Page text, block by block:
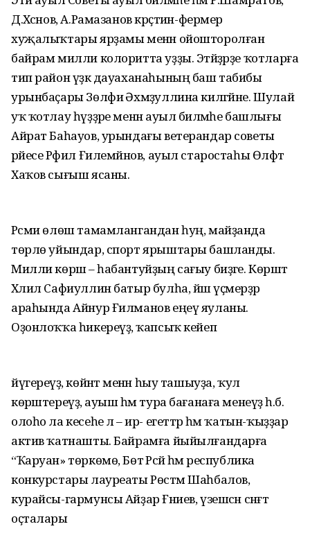
Д.Хәсәнов, А.Рамазанов крәҫтиән-фермер
хуҗалыҡтары ярҙамы менән ойошторолған
байрам милли колоритта уҙҙы. Этәйҙәрҙе ҡотларға
тип район үҙәк дауаханаһының баш табибы
урынбаҫары Зөлфиә Әхмәҙуллина килгәйне. Шулай
уҡ ҡотлау һүҙҙәре менән ауыл биләмәһе башлығы
Айрат Баһауов, урындағы ветерандар советы
рәйесе Рәфил Ғилемйәнов, ауыл старостаһы Өлфәт
Хаҡов сығыш ясаны.
Рәсми өлөш тамамлангандан һуң, майҙанда
төрлө уйындар, спорт ярыштары башланды.
Милли көрәш – һабантуйҙың сағыу биҙәге. Көрәштә
Хәлил Сафиуллин батыр булһа, йәш үҫмерҙәр
араһында Айнур Ғилманов еңеү яуланы.
Оҙонлоҡҡа һикереүҙә, ҡапсыҡ кейеп
йүгереүҙә, көйәнтә менән һыу ташыуҙа, ҡул
көрәштереүҙә, ауыш һәм тура бағанаға менеүҙә һ.б.
олоһо ла кесеһе лә – ир- егеттәр һәм ҡатын-ҡыҙҙар
актив ҡатнашты. Байрамға йыйылғандарға
“Ҡаруан» төркөмө, Бөтә Рәсәй һәм республика
конкурстары лауреаты Рөстәм Шаһбалов,
курайсы-гармунсы Айҙар Ғәниев, үзешсән сәнғәт
оҫталары